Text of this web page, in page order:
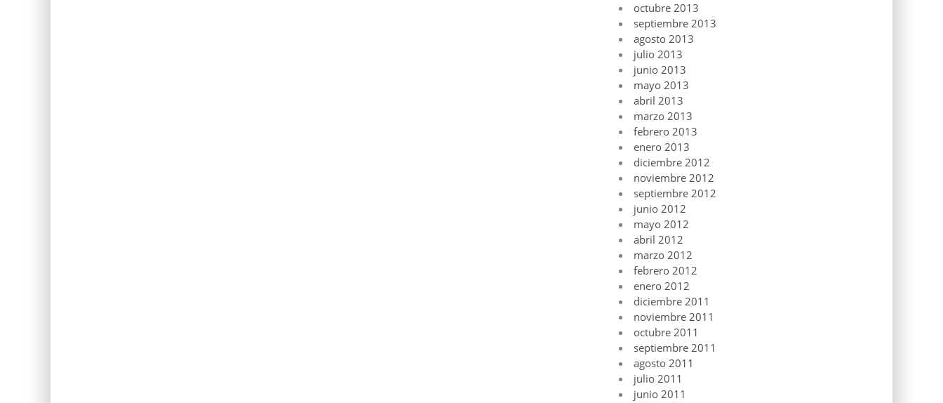
octubre 2013
septiembre 2013
agosto 2013
julio 2013
junio 2013
mayo 2013
abril 2013
marzo 2013
febrero 2013
enero 2013
diciembre 2012
noviembre 2012
septiembre 2012
junio 2012
mayo 2012
abril 2012
marzo 2012
febrero 2012
enero 2012
diciembre 2011
noviembre 2011
octubre 2011
septiembre 2011
agosto 2011
julio 2011
junio 2011